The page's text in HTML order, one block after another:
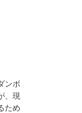
ンボ
、現
ため